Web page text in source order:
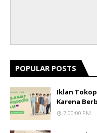
POPULAR POSTS
Iklan
Karena
7:00:00 PM